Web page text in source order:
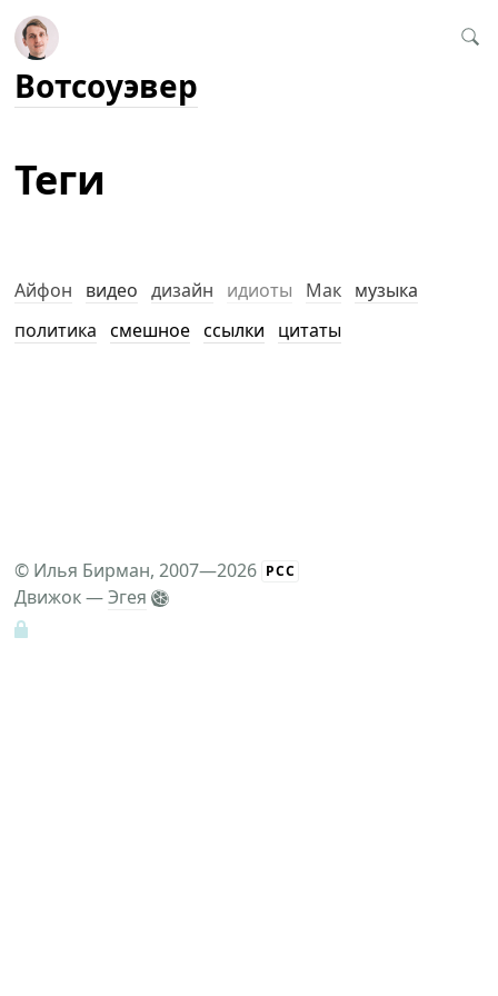
Вотсоуэвер
Теги
Айфон видео дизайн идиоты Мак музыка
политика
смешное ссылки цитаты
© Илья Бирман, 2007—2026 РСС
Движок —Эгея